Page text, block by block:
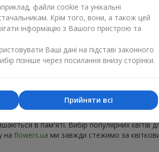
— тренди сезону
а деякі композиції з року в рік
в пам'яті. Вибір популярних квітів
на flowers.ua ми завжди стежимо за
файли cookie та унікальні
Крім того, вони, а також цей
інформацію з Вашого пристрою та
Ваші дані на підставі законного
пізніше через посилання внизу сторінки.
Прийняти всі